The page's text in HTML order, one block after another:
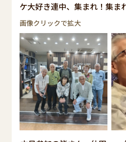
ケ大好き連中、集まれ！集ま
画像クリックで拡大